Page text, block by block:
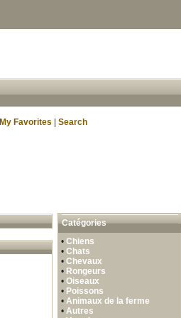
My Favorites Search
Catégories
•Chiens
•Chats
•Chevaux
• Rongeurs
•Oiseaux
• Poissons
• Animaux de la ferme
• Autres